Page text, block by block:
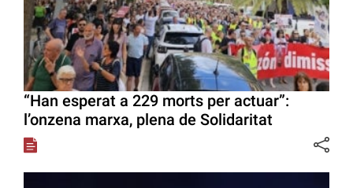
“Han esperat a 229 morts per actuar”:
l’onzena marxa, plena de Solidaritat